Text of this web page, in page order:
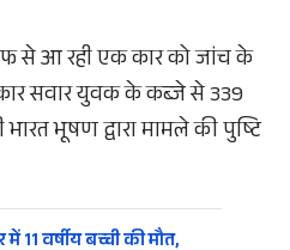
से आ रही एक कार को जांच के
सवार युवक के कब्जे से 339
भूषण द्वारा मामले की पुष्टि
11 वर्षीय बच्ची की मौत,